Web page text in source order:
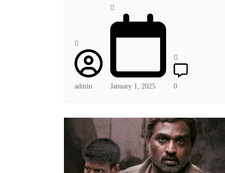
admin January 1, 2025 0